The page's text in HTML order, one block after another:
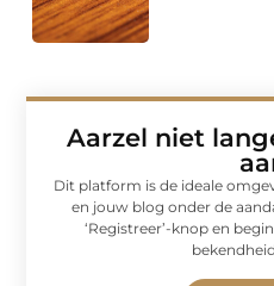
Aarzel niet
Dit platform is de ideale
en jouw blog onder de
‘Registreer’-knop en